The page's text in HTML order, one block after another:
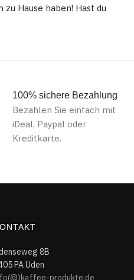
Hause haben! Hast du
100% sichere Bezahlung
Bezahlen Sie einfach mit
iDeal, Paypal oder
Kreditkarte.
8B
PA Uden
produkte.de